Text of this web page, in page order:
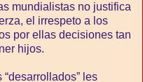
mundialistas no justifica
el irrespeto a los
por ellas decisiones tan
hijos.
les